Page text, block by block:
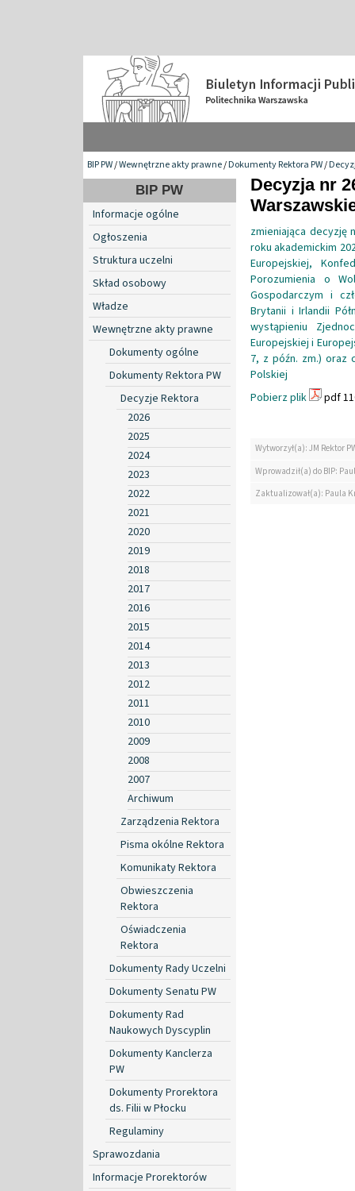
BIP PW/Wewnętrzne akty prawne/Dokumenty Rektora PW/
BIP PW
Informacje ogólne
Ogłoszenia
Struktura uczelni
Skład osobowy
Władze
Wewnętrzne akty prawne
Dokumenty ogólne
Dokumenty Rektora PW
Decyzje Rektora
2026
2025
2024
2023
2022
2021
2020
2019
2018
2017
2016
2015
2014
2013
2012
2011
2010
2009
2008
2007
Archiwum
Zarządzenia Rektora
Pisma okólne Rektora
Komunikaty Rektora
Obwieszczenia
Rektora
Oświadczenia
Rektora
Dokumenty Rady Uczelni
Dokumenty Senatu PW
Dokumenty Rad
Naukowych Dyscyplin
Dokumenty Kanclerza
PW
Dokumenty Prorektora
ds. Filii w Płocku
Regulaminy
Sprawozdania
Informacje Prorektorów
Decyzja nr
zmieniająca decyzję
roku akademickim
Europejskiej,
Porozumienia o
Gospodarczym i
Brytanii i Irlandii
wystąpieniu
Europejskiej i
7, z późn. zm.) oraz
Polskiej
Pobierz plik
pdf
Wytworzył(a): JM Rektor
Wprowadził(a) do BIP:
Zaktualizował(a): Paula